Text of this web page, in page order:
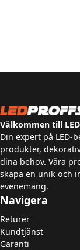
Välkommen till
Din expert på LED-
produkter,
dina behov. Våra
skapa en unik och
evenemang.
Navigera
Returer
Kundtjänst
Garanti